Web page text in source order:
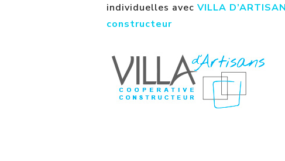
individuelles avec VILLA
constructeur